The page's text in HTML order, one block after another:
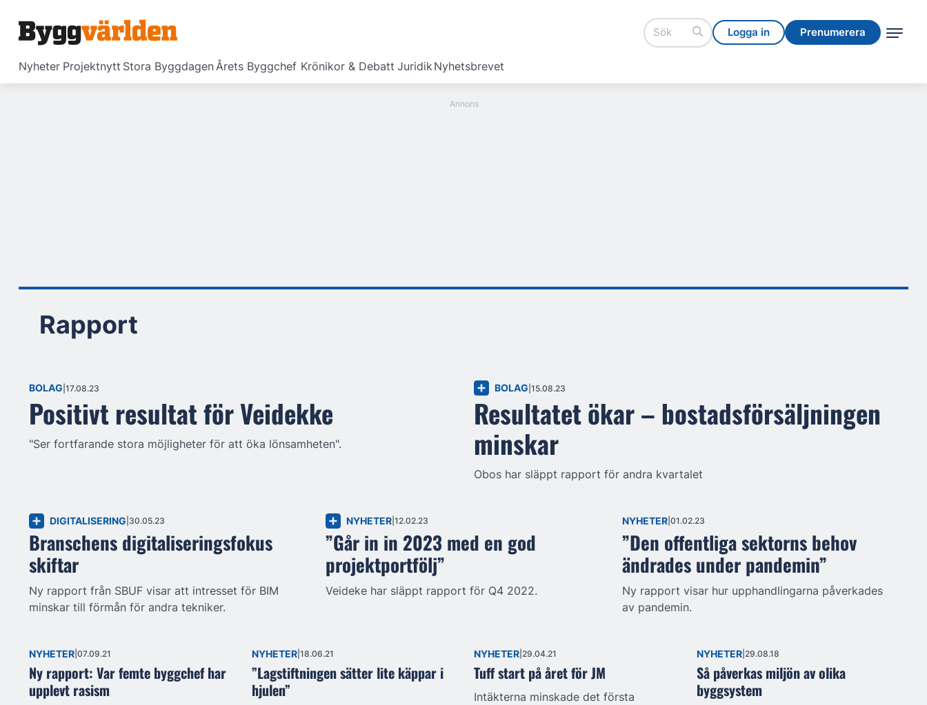
Logga in Prenumerera
Nyheter Projektnytt Stora ByggdagenÅrets Byggchef Krönikor & Debatt JuridikNyhetsbrevet
Logga in Prenumerera
Rapport
BOLAG 17.08.23
Positivt resultat för Veidekke
"Ser fortfarande stora möjligheter för att öka lönsamheten".
BOLAG 15.08.23
Resultatet ökar – bostadsförsäljningen
minskar
Obos har släppt rapport för andra kvartalet
DIGITALISERING 30.05.23
Branschens digitaliseringsfokus
skiftar
Ny rapport från SBUF visar att intresset för BIM
minskar till förmån för andra tekniker.
NYHETER 12.02.23
”Går in in 2023 med en god
projektportfölj”
Veideke har släppt rapport för Q4 2022.
NYHETER 01.02.23
”Den offentliga sektorns behov
ändrades under pandemin”
Ny rapport visar hur upphandlingarna påverkades
av pandemin.
NYHETER 07.09.21
Ny rapport: Var femte byggchef har
upplevt rasism
NYHETER 18.06.21
”Lagstiftningen sätter lite käppar i
hjulen”
NYHETER 29.04.21
Tuff start på året för JM
Intäkterna minskade det första
NYHETER 29.08.18
Så påverkas miljön av olika
byggsystem